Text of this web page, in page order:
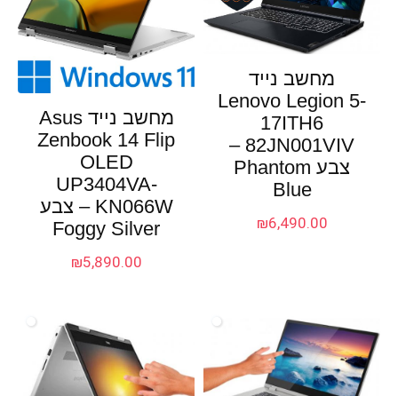
מחשב נייד
Lenovo Legion 5-
17ITH6
82JN001VIV –
צבע Phantom
Blue
₪6,490.00
מחשב נייד Asus
Zenbook 14 Flip
OLED
UP3404VA-
KN066W – צבע
Foggy Silver
₪5,890.00